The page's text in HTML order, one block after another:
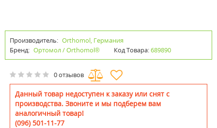
Производитель: Orthomol, Германия
Бренд: Ортомол / Orthomol® Код Товара:689890
0 отзывов
Данный товар недоступен к заказу или снят с
производства. Звоните и мы подберем вам
аналогичный товар!
(096) 501-11-77